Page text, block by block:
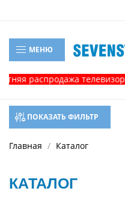
МЕНЮ
телевизоров и
ПОКАЗАТЬ ФИЛЬТР
Главная Каталог
КАТАЛОГ